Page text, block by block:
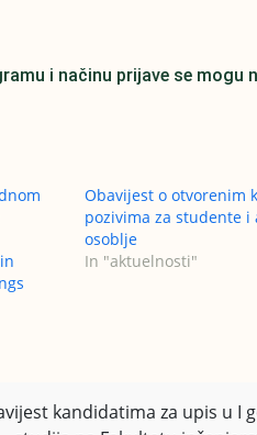
i načinu prijave se mogu
Obavijest o otvorenim
pozivima za studente i
osoblje
In "aktuelnosti"
kandidatima za upis u I